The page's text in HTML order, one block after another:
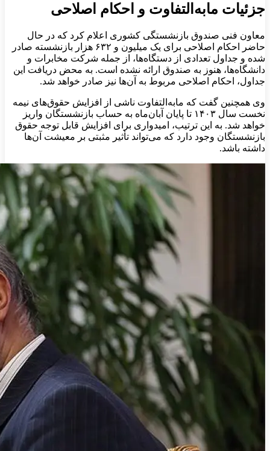
جزئیات مابه‌التفاوت و احکام اصلاحی
معاون فنی صندوق بازنشستگی کشوری اعلام کرد که در حال
حاضر احکام اصلاحی برای یک میلیون و ۶۳۲ هزار بازنشسته صادر
شده و جداول تعدادی از دستگاه‌ها، از جمله شرکت مخابرات و
دانشگاه‌ها، هنوز به صندوق ارائه نشده است. به محض دریافت این
جداول، احکام اصلاحی مربوط به آن‌ها نیز صادر خواهد شد.
وی همچنین گفت که مابه‌التفاوت ناشی از افزایش حقوق‌های نیمه
نخست سال ۱۴۰۳ تا پایان آبان‌ماه به حساب بازنشستگان واریز
خواهد شد. به این ترتیب، امیدواری برای افزایش قابل توجه حقوق
بازنشستگان وجود دارد که می‌تواند تأثیر مثبتی بر معیشت آن‌ها
داشته باشد.